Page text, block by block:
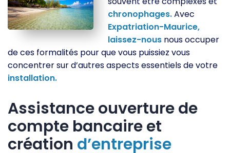
chronophages.Avec
Expatriation-Maurice,
laissez-nous nous occuper
de ces formalités pour que vous puissiez vous
concentrer sur d’autres aspects essentiels de votre
installation.
Assistance ouverture de
compte bancaire et
création d’entreprise